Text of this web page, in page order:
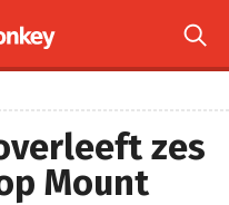

zes
Mount